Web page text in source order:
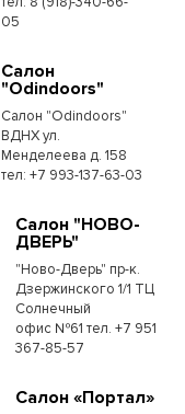
05
Салон
"Odindoors"
Салон "Odindoors"
ВДНХ ул.
Менделеева д. 158
тел: +7 993-137-63-03
Салон "НОВО-
ДВЕРЬ"
"Ново-Дверь" пр-к.
Дзержинского 1/1 ТЦ
Солнечный
офис №61 тел. +7 951
367-85-57
Салон «Портал»